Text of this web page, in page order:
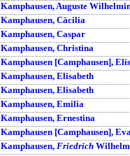
Kamphausen, Auguste
Kamphausen, Cäcilia
Kamphausen, Caspar
Kamphausen, Christina
Kamphausen [Camphausen],
Kamphausen, Elisabeth
Kamphausen, Elisabeth
Kamphausen, Emilia
Kamphausen, Ernestina
Kamphausen [Camphausen],
Kamphausen,Friedrich Wilhelm